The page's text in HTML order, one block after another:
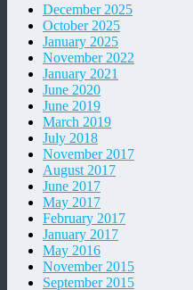
December 2025
October 2025
January 2025
November 2022
January 2021
June 2020
June 2019
March 2019
July 2018
November 2017
August 2017
June 2017
May 2017
February 2017
January 2017
May 2016
November 2015
September 2015